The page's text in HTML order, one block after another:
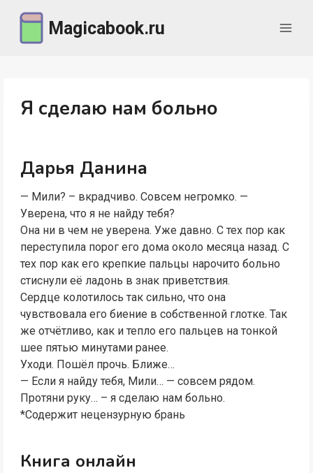
содержимому
Magicabook.ru
Я сделаю нам больно
Дарья Данина
— Мили? – вкрадчиво. Совсем негромко. —
Уверена, что я не найду тебя?
Она ни в чем не уверена. Уже давно. С тех пор как
переступила порог его дома около месяца назад. С
тех пор как его крепкие пальцы нарочито больно
стиснули её ладонь в знак приветствия.
Сердце колотилось так сильно, что она
чувствовала его биение в собственной глотке. Так
же отчётливо, как и тепло его пальцев на тонкой
шее пятью минутами ранее.
Уходи. Пошёл прочь. Ближе…
— Если я найду тебя, Мили… — совсем рядом.
Протяни руку… – я сделаю нам больно.
*Содержит нецензурную брань
Книга онлайн